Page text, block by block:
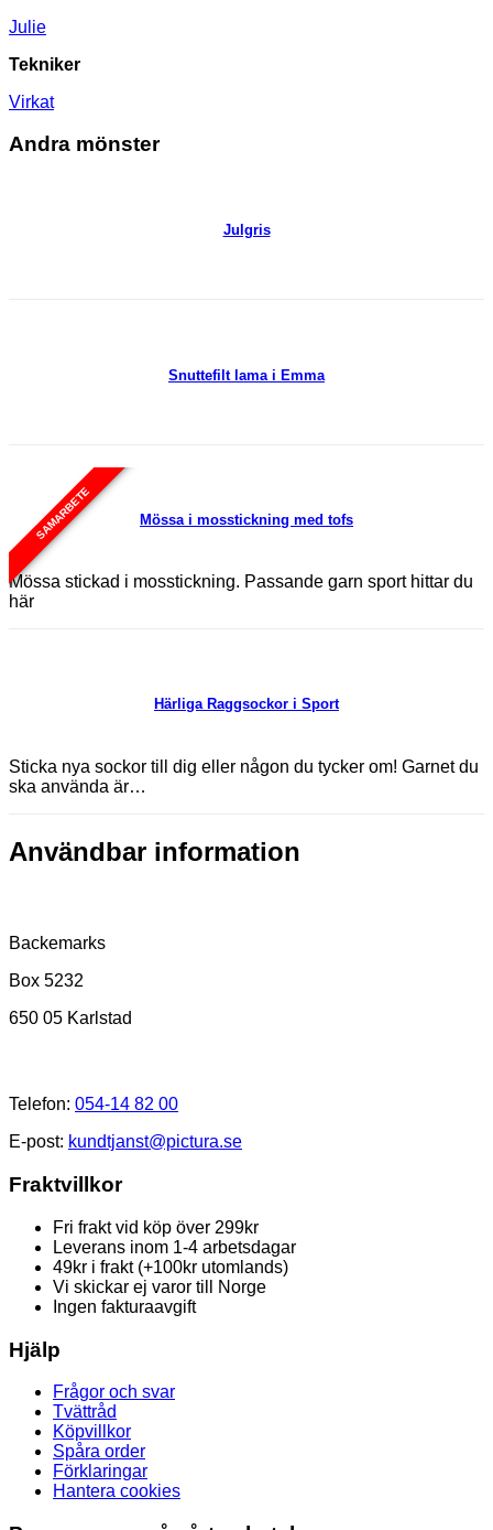
Julie
Tekniker
Virkat
Andra mönster
Julgris
Snuttefilt lama i Emma
SAMARBETE Mössa i mosstickning med tofs
Mössa stickad i mosstickning. Passande garn sport hittar du
här
Härliga Raggsockor i Sport
Sticka nya sockor till dig eller någon du tycker om! Garnet du
ska använda är…
Användbar information
Backemarks
Box 5232
650 05 Karlstad
Telefon: 054-14 82 00
E-post: kundtjanst@pictura.se
Fraktvillkor
Fri frakt vid köp över 299kr
Leverans inom 1-4 arbetsdagar
49kr i frakt (+100kr utomlands)
Vi skickar ej varor till Norge
Ingen fakturaavgift
Hjälp
Frågor och svar
Tvättråd
Köpvillkor
Spåra order
Förklaringar
Hantera cookies